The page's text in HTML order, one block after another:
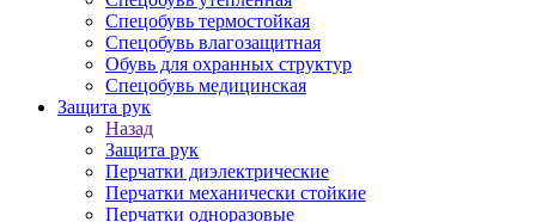
Спецобувь термостойкая
Спецобувь влагозащитная
Обувь для охранных структур
Спецобувь медицинская
Защита рук
Назад
Защита рук
Перчатки диэлектрические
Перчатки механически стойкие
Перчатки одноразовые